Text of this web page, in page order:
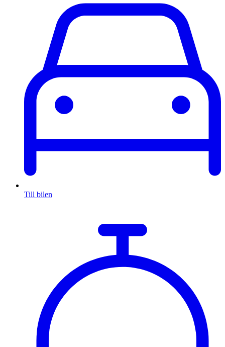
Till bilen